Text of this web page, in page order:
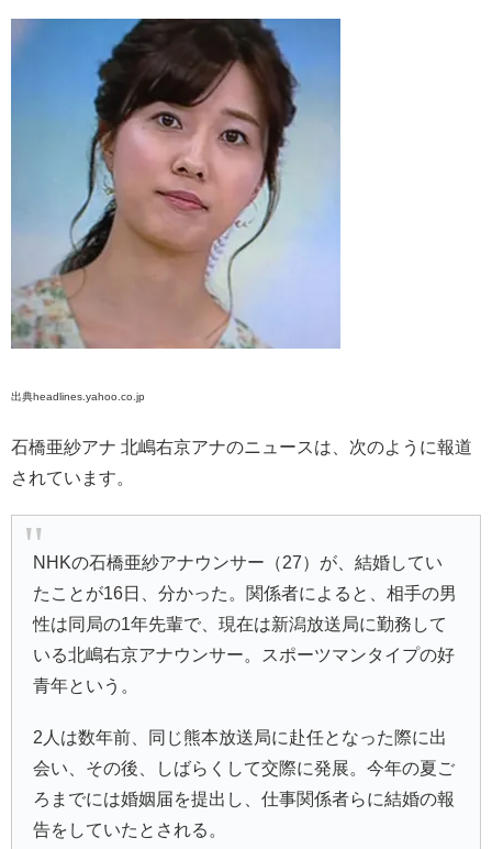
出典headlines.yahoo.co.jp
石橋亜紗アナ 北嶋右京アナのニュースは、次のように報道
されています。
NHKの石橋亜紗アナウンサー（27）が、結婚してい
たことが16日、分かった。関係者によると、相手の男
性は同局の1年先輩で、現在は新潟放送局に勤務して
いる北嶋右京アナウンサー。スポーツマンタイプの好
青年という。
2人は数年前、同じ熊本放送局に赴任となった際に出
会い、その後、しばらくして交際に発展。今年の夏ご
ろまでには婚姻届を提出し、仕事関係者らに結婚の報
告をしていたとされる。